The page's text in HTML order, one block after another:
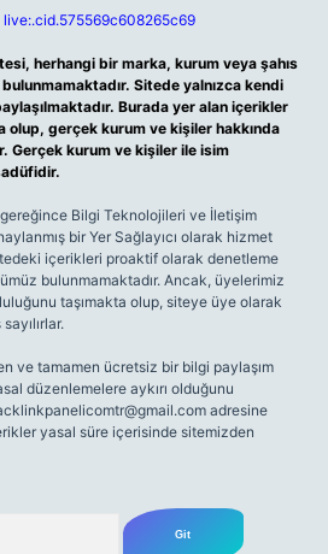
live:.cid.575569c608265c69
herhangi bir marka, kurum veya şahıs
Sitede yalnızca kendi
Burada yer alan içerikler
olup, gerçek kurum ve kişiler hakkında
Gerçek kurum ve kişiler ile isim
gereğince Bilgi Teknolojileri ve İletişim
bir Yer Sağlayıcı olarak hizmet
içerikleri proaktif olarak denetleme
bulunmamaktadır. Ancak, üyelerimiz
taşımakta olup, siteye üye olarak
ve tamamen ücretsiz bir bilgi paylaşım
düzenlemelere aykırı olduğunu
adresine
yasal süre içerisinde sitemizden